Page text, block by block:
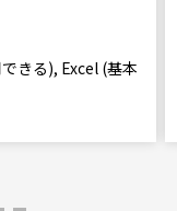
きる), Excel (基本